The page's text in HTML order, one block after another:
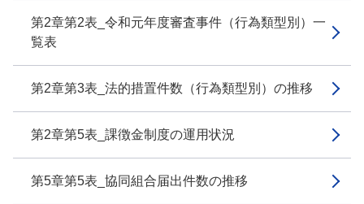
第2章第2表_令和元年度審査事件（行為類型別）一
覧表
第2章第3表_法的措置件数（行為類型別）の推移
第2章第5表_課徴金制度の運用状況
第5章第5表_協同組合届出件数の推移